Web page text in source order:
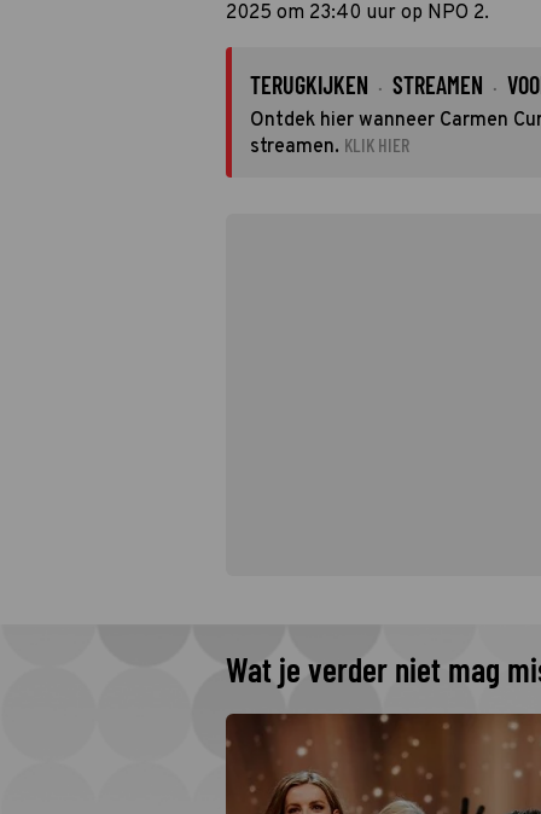
2025 om 23:40 uur op NPO 2.
TERUGKIJKEN · STREAMEN ·
Ontdek hier wanneer Carmen
streamen. KLIK HIER
Wat je verder niet mag